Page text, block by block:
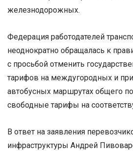
железнодорожных.
Федерация работодателей
неоднократно обращалась к
с просьбой отменить
тарифов на междугородных и
автобусных маршрутах общего
свободные тарифы на
В ответ на заявления
инфраструктуры Андрей